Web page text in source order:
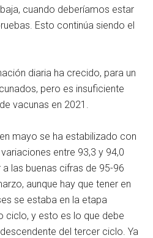
cuando deberíamos estar
Esto continúa siendo el
diaria ha crecido, para un
pero es insuficiente
vacunas en 2021.
mayo se ha estabilizado con
entre 93,3 y 94,0
las buenas cifras de 95-96
aunque hay que tener en
se estaba en la etapa
ciclo, y esto es lo que debe
del tercer ciclo. Ya